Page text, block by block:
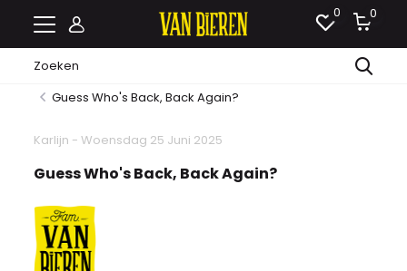
0 0
Guess Who's Back, Back Again?
Karlijn - Woensdag 25 Juni 2025
Guess Who's Back, Back Again?